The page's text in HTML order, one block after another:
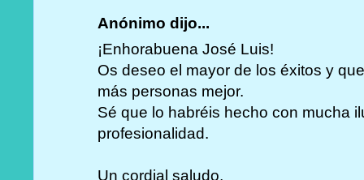
Anónimo dijo...
¡Enhorabuena José Luis!
Os deseo el mayor de los éxitos y
más personas mejor.
Sé que lo habréis hecho con mucha
profesionalidad.
Un cordial saludo,